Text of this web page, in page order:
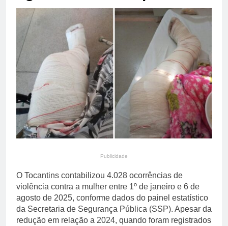
Departamento de Estado
5 Dias Ago
Streaming em julho: os
10 filmes mais
comentados do mês
Publicidade
O Tocantins contabilizou 4.028 ocorrências de
violência contra a mulher entre 1º de janeiro e 6 de
agosto de 2025, conforme dados do painel estatístico
da Secretaria de Segurança Pública (SSP). Apesar da
redução em relação a 2024, quando foram registrados